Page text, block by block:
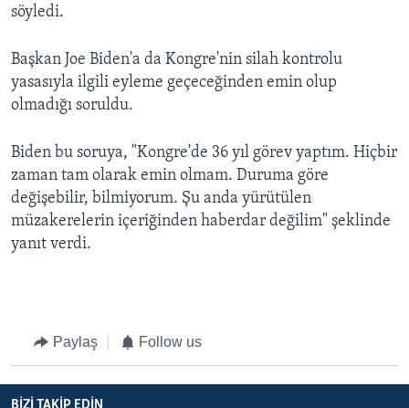
söyledi.
Başkan Joe Biden'a da Kongre'nin silah kontrolu
yasasıyla ilgili eyleme geçeceğinden emin olup
olmadığı soruldu.
Biden bu soruya, "Kongre'de 36 yıl görev yaptım. Hiçbir
zaman tam olarak emin olmam. Duruma göre
değişebilir, bilmiyorum. Şu anda yürütülen
müzakerelerin içeriğinden haberdar değilim" şeklinde
yanıt verdi.
Paylaş Follow us